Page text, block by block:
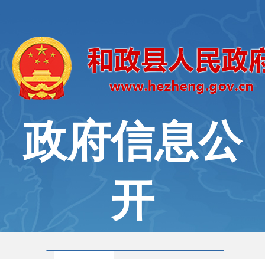
政府信息公
开